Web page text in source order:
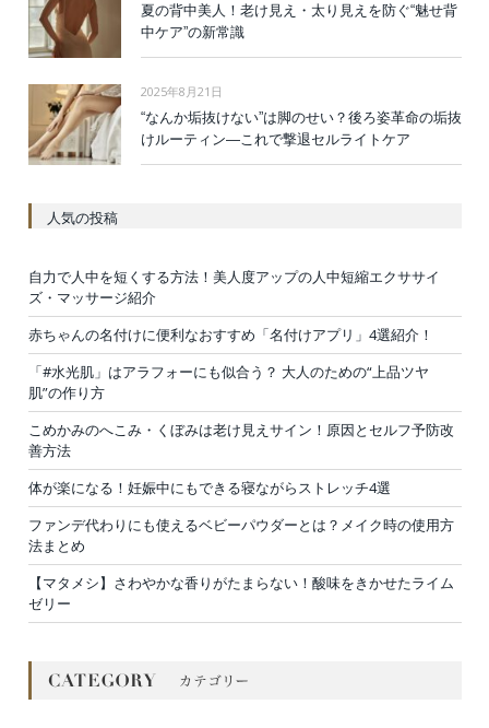
夏の背中美人！老け見え・太り見えを防ぐ“魅せ背
中ケア”の新常識
2025年8月21日
“なんか垢抜けない”は脚のせい？後ろ姿革命の垢抜
けルーティン—これで撃退セルライトケア
人気の投稿
自力で人中を短くする方法！美人度アップの人中短縮エクササイ
ズ・マッサージ紹介
赤ちゃんの名付けに便利なおすすめ「名付けアプリ」4選紹介！
「#水光肌」はアラフォーにも似合う？ 大人のための“上品ツヤ
肌”の作り方
こめかみのへこみ・くぼみは老け見えサイン！原因とセルフ予防改
善方法
体が楽になる！妊娠中にもできる寝ながらストレッチ4選
ファンデ代わりにも使えるベビーパウダーとは？メイク時の使用方
法まとめ
【マタメシ】さわやかな香りがたまらない！酸味をきかせたライム
ゼリー